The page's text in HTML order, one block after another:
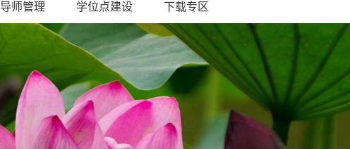
导师管理 学位点建设 下载专区